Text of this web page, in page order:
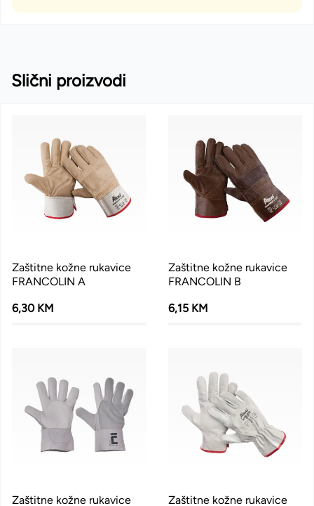
Slični proizvodi
Zaštitne kožne rukavice
FRANCOLIN A
6,30 KM
Zaštitne kožne rukavice
FRANCOLIN B
6,15 KM
Zaštitne kožne rukavice
Zaštitne kožne rukavice